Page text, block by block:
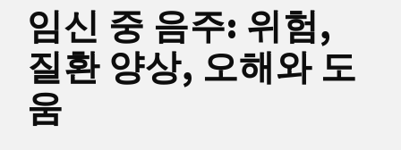
임신 중 음주: 위험,
질환 양상, 오해와 도
움